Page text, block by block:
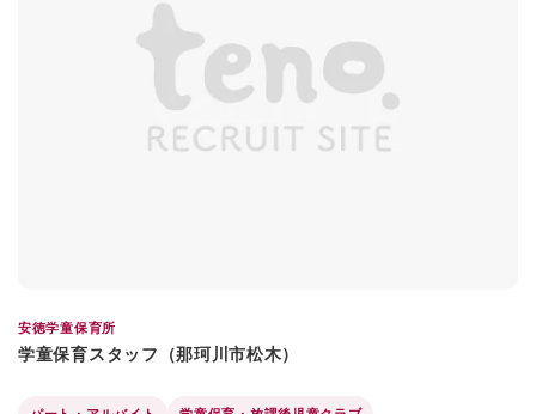
安徳学童保育所
学童保育スタッフ（那珂川市松木）